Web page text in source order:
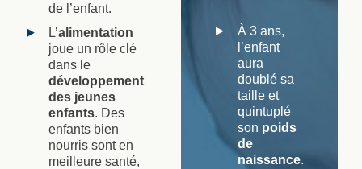
À 3 ans,
l’enfant
aura
doublé sa
taille et
quintuplé
son poids
de
naissance.
de l’enfant.
L’alimentation
joue un rôle clé
dans le
développement
des jeunes
enfants. Des
enfants bien
nourris sont en
meilleure santé,